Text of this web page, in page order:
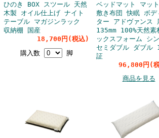
ひのき BOX スツール 天然
木製 オイル仕上げ ナイト
テーブル マガジンラック
収納棚 国産
18,700円(税込)
購入数
脚
ベッドマット マッ
敷き布団 快眠 ボデ
ター アドヴァンス
135mm 100%天然素
ックスフォーム シ
セミダブル ダブル
証
96,800円(
商品を見る